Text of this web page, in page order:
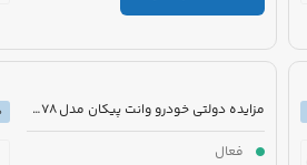
مزایده دولتی خودرو وانت پیکان مدل 1378 رنگ سفید
فعال